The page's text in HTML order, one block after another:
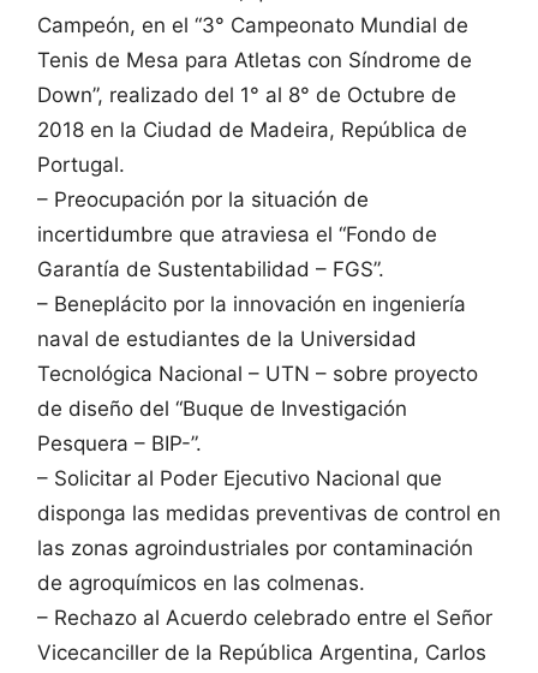
Campeón, en el “3° Campeonato Mundial de
Tenis de Mesa para Atletas con Síndrome de
Down”, realizado del 1° al 8° de Octubre de
2018 en la Ciudad de Madeira, República de
Portugal.
– Preocupación por la situación de
incertidumbre que atraviesa el “Fondo de
Garantía de Sustentabilidad – FGS”.
– Beneplácito por la innovación en ingeniería
naval de estudiantes de la Universidad
Tecnológica Nacional – UTN – sobre proyecto
de diseño del “Buque de Investigación
Pesquera – BIP-”.
– Solicitar al Poder Ejecutivo Nacional que
disponga las medidas preventivas de control en
las zonas agroindustriales por contaminación
de agroquímicos en las colmenas.
– Rechazo al Acuerdo celebrado entre el Señor
Vicecanciller de la República Argentina, Carlos